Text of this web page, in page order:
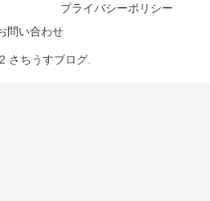
プライバシーポリシー
問い合わせ
さちうすブログ.